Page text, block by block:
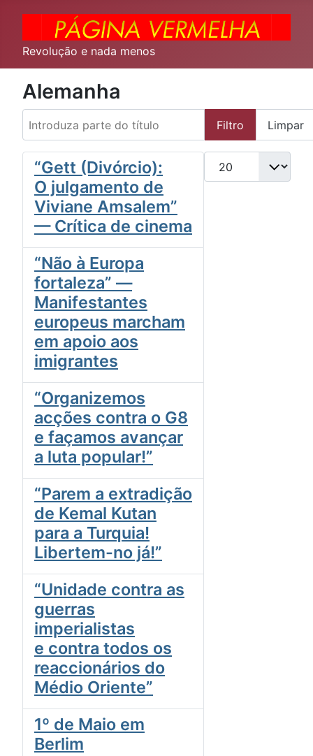
Revolução e nada menos
Alemanha
Introduza parte do título
Filtro Limpar
Qtd. a exibir
“Gett (Divórcio):
O julgamento de
Viviane Amsalem”
— Crítica de cinema
“Não à Europa
fortaleza” —
Manifestantes
europeus marcham
em apoio aos
imigrantes
“Organizemos
acções contra o G8
e façamos avançar
a luta popular!”
“Parem a extradição
de Kemal Kutan
para a Turquia!
Libertem-no já!”
“Unidade contra as
guerras
imperialistas
e contra todos os
reaccionários do
Médio Oriente”
1º de Maio em
Berlim